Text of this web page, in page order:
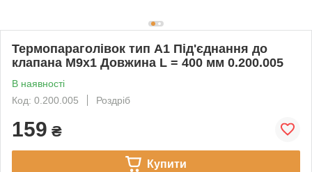
Термопараголівок тип А1 Під'єднання до
клапана М9х1 Довжина L = 400 мм 0.200.005
В наявності
Код: 0.200.005
Роздріб
159 ₴
Купити